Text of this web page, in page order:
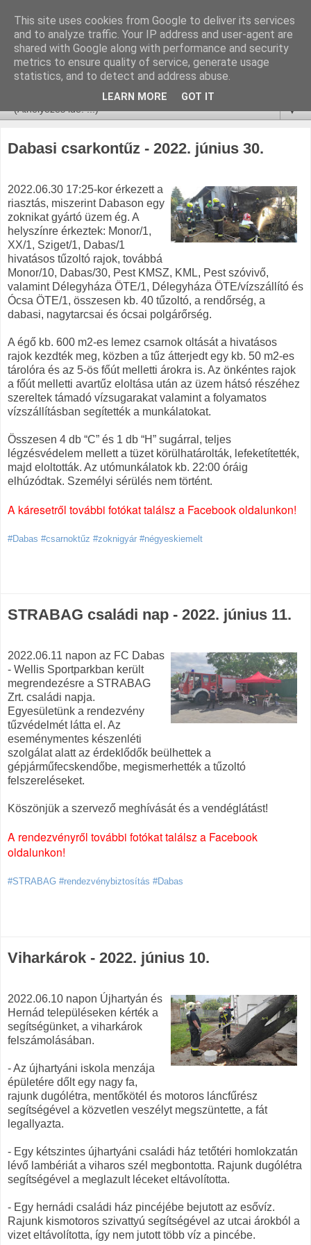
▼
Dabasi csarkontűz - 2022. június 30.
2022.06.30 17:25-kor érkezett a
riasztás, miszerint Dabason egy
zoknikat gyártó üzem ég. A
helyszínre érkeztek: Monor/1,
XX/1, Sziget/1, Dabas/1
hivatásos tűzoltó rajok, továbbá
Monor/10, Dabas/30, Pest KMSZ, KML, Pest szóvivő,
valamint Délegyháza ÖTE/1, Délegyháza ÖTE/vízszállító és
Ócsa ÖTE/1, összesen kb. 40 tűzoltó, a rendőrség, a
dabasi, nagytarcsai és ócsai polgárőrség.
A égő kb. 600 m2-es lemez csarnok oltását a hivatásos
rajok kezdték meg, közben a tűz átterjedt egy kb. 50 m2-es
tárolóra és az 5-ös főút melletti árokra is. Az önkéntes rajok
a főút melletti avartűz eloltása után az üzem hátsó részéhez
szereltek támadó vízsugarakat valamint a folyamatos
vízszállításban segítették a munkálatokat.
Összesen 4 db “C” és 1 db “H” sugárral, teljes
légzésvédelem mellett a tüzet körülhatárolták, lefeketítették,
majd eloltották. Az utómunkálatok kb. 22:00 óráig
elhúzódtak. Személyi sérülés nem történt.
A káresetről további fotókat találsz a Facebook oldalunkon!
#Dabas #csarnoktűz #zoknigyár #négyeskiemelt
STRABAG családi nap - 2022. június 11.
2022.06.11 napon az FC Dabas
- Wellis Sportparkban került
megrendezésre a STRABAG
Zrt. családi napja.
Egyesületünk a rendezvény
tűzvédelmét látta el. Az
eseménymentes készenléti
szolgálat alatt az érdeklődők beülhettek a
gépjárműfecskendőbe, megismerhették a tűzoltó
felszereléseket.
Köszönjük a szervező meghívását és a vendéglátást!
A rendezvényről további fotókat találsz a Facebook
oldalunkon!
#STRABAG #rendezvénybiztosítás #Dabas
Viharkárok - 2022. június 10.
2022.06.10 napon Újhartyán és
Hernád településeken kérték a
segítségünket, a viharkárok
felszámolásában.
- Az újhartyáni iskola menzája
épületére dőlt egy nagy fa,
rajunk dugólétra, mentőkötél és motoros láncfűrész
segítségével a közvetlen veszélyt megszüntette, a fát
legallyazta.
- Egy kétszintes újhartyáni családi ház tetőtéri homlokzatán
lévő lambériát a viharos szél megbontotta. Rajunk dugólétra
segítségével a meglazult léceket eltávolította.
- Egy hernádi családi ház pincéjébe bejutott az esővíz.
Rajunk kismotoros szivattyú segítségével az utcai árokból a
vizet eltávolította, így nem jutott több víz a pincébe.
This site uses cookies from Google to deliver its services
and to analyze traffic. Your IP address and user-agent are
shared with Google along with performance and security
metrics to ensure quality of service, generate usage
statistics, and to detect and address abuse.
LEARN MORE GOT IT